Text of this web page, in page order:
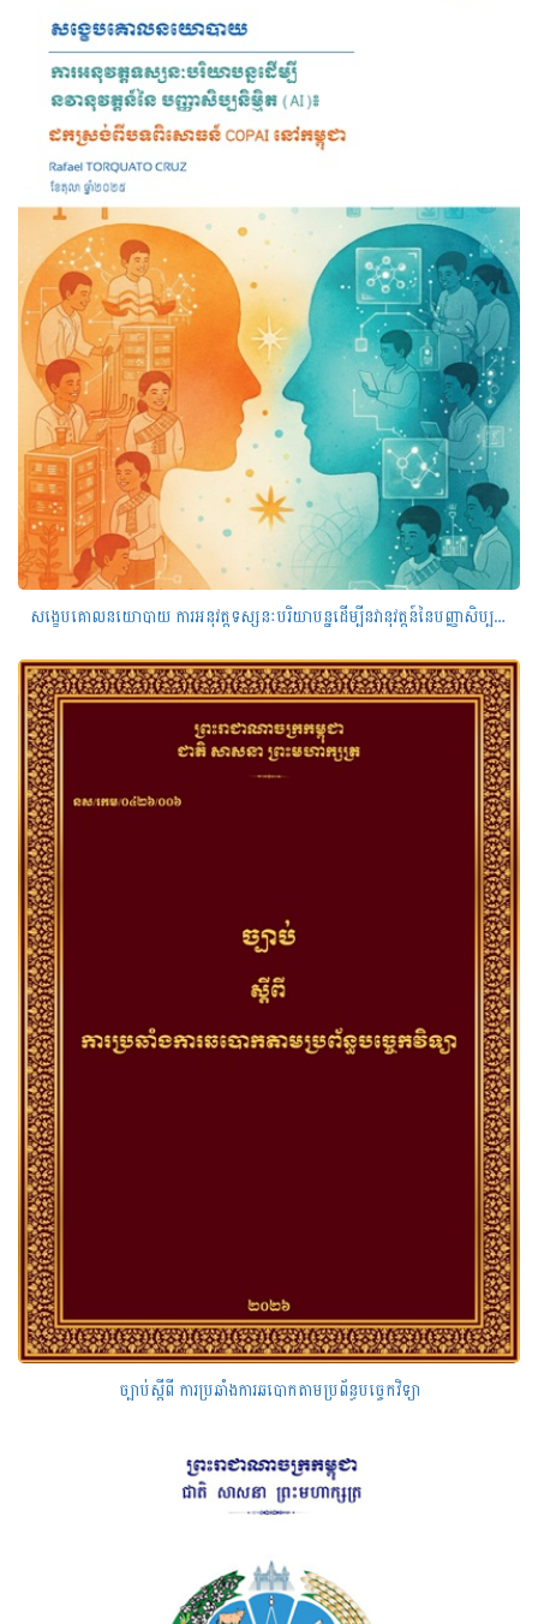
សង្ខេបគោលនយោបាយ ការអនុវត្តទស្សនៈបរិយាបន្នដើម្បីនវានុវត្តន៍នៃបញ្ញាសិប្បនិមិ្មត(AI)
ច្បាប់ស្តីពី ការប្រឆាំងការឆបោកតាមប្រព័ន្ធបច្ចេកវិទ្យា